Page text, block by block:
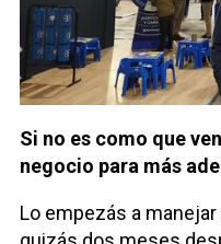
Si no es como que
negocio para más
Lo empezás a